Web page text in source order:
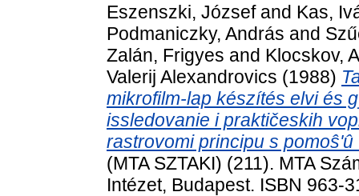
Eszenszki, Józsefand Kas,
Podmaniczky, András and
Zalán, Frigyes and Klocskov,
Valerij Alexandrovics (1988)
mikrofilm-lap készítés elvi és
issledovanie i praktičeskih
rastrovomi principu s
(MTA SZTAKI) (211). MTA
Intézet, Budapest. ISBN 963-